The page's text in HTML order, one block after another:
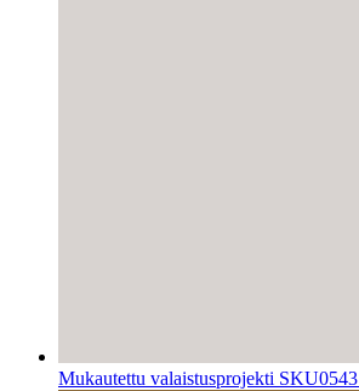
Mukautettu valaistusprojekti SKU0543